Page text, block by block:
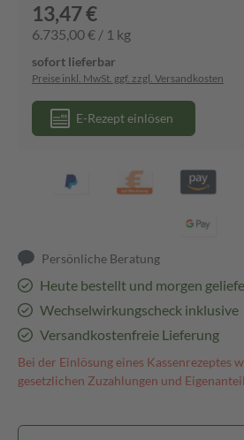
13,47 €
6.735,00 € / 1 kg
sofort lieferbar
Preise inkl. MwSt. ggf. zzgl. Versandkosten
E-Rezept einlösen
Persönliche Beratung
Heute bestellt und morgen
Wechselwirkungscheck inklusive
Versandkostenfreie Lieferung
Bei der Einlösung eines Kassenrezeptes
gesetzlichen Zuzahlungen und